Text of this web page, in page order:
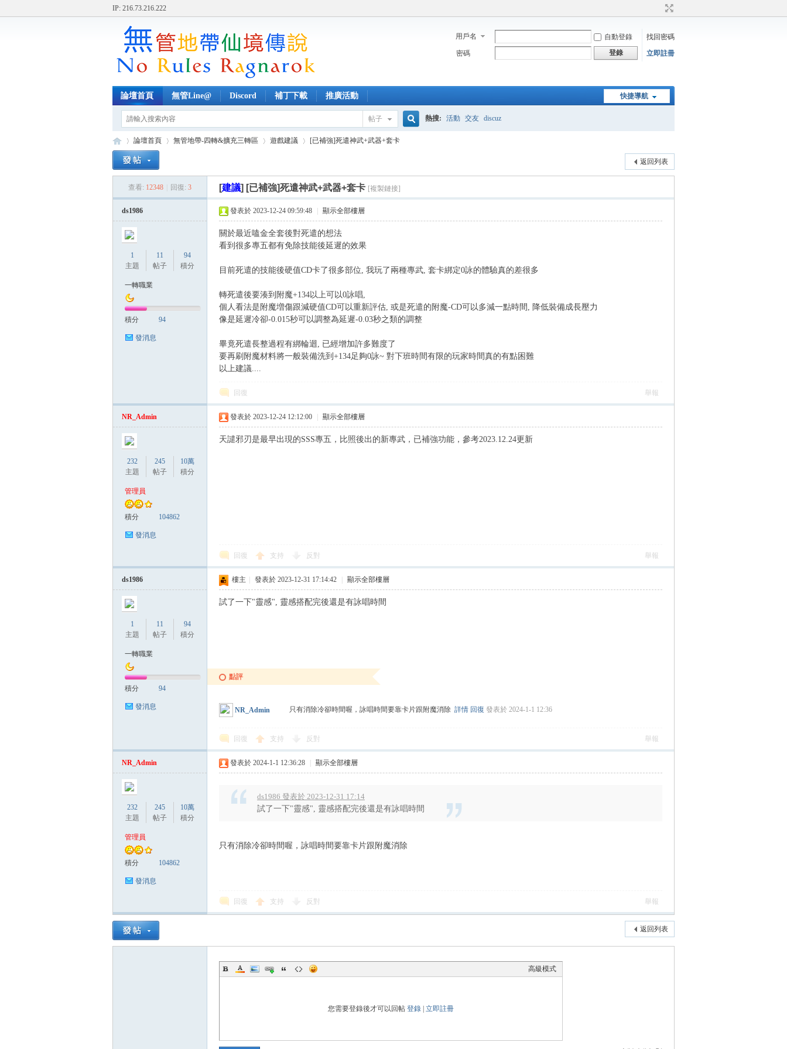
IP: 216.73.216.222
用戶名 自動登錄
找回密碼
密碼
登錄 立即註冊
快捷導航
論壇首頁 無管Line@ Discord 補丁下載 推廣活動
帖子 熱搜: 活動 交友 discuz
地
論壇首頁
›
無管地帶-四轉&擴充三轉區
›
遊戲建議
›
[已補強]死遣神武+武器+套卡
返回列表
查看: 12348 回復: 3 [建議] [已補強]死遣神武+武器+套卡 [複製鏈接]
ds1986
1
主題
11
帖子
94
積分
一轉職業
積分 94
發消息
發表於 2023-12-24 09:59:48 顯示全部樓層
關於最近嗑金全套後對死遣的想法
看到很多專五都有免除技能後延遲的效果
目前死遣的技能後硬值CD卡了很多部位, 我玩了兩種專武, 套卡綁定0詠的體驗真的差很多
轉死遣後要湊到附魔+134以上可以0詠唱,
個人看法是附魔増傷跟減硬值CD可以重新評估, 或是死遣的附魔-CD可以多減一點時間, 降低裝備成長壓力
像是延遲冷卻-0.015秒可以調整為延遲-0.03秒之類的調整
畢竟死遣長整過程有綁輪迴, 已經增加許多難度了
要再刷附魔材料將一般裝備洗到+134足夠0詠~ 對下班時間有限的玩家時間真的有點困難
以上建議....
回復 舉報
NR_Admin
232
主題
245
帖子
10萬
積分
管理員
積分 104862
發消息
發表於 2023-12-24 12:12:00 顯示全部樓層
天譴邪刃是最早出現的SSS專五，比照後出的新專武，已補強功能，參考2023.12.24更新
回復 支持 反對 舉報
ds1986
1
主題
11
帖子
94
積分
一轉職業
積分 94
發消息
樓主 發表於 2023-12-31 17:14:42 顯示全部樓層
試了一下"靈感", 靈感搭配完後還是有詠唱時間
點評
NR_Admin 只有消除冷卻時間喔，詠唱時間要靠卡片跟附魔消除 詳情 回復 發表於 2024-1-1 12:36
回復 支持 反對 舉報
NR_Admin
232
主題
245
帖子
10萬
積分
管理員
積分 104862
發消息
發表於 2024-1-1 12:36:28 顯示全部樓層
ds1986 發表於 2023-12-31 17:14
試了一下"靈感", 靈感搭配完後還是有詠唱時間
只有消除冷卻時間喔，詠唱時間要靠卡片跟附魔消除
回復 支持 反對 舉報
返回列表
高級模式
您需要登錄後才可以回帖 登錄 立即註冊